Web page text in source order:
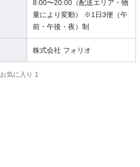
8:00〜20:00（配送エリア・物
量により変動） ※1日3便（午
前・午後・夜）制
株式会社 フォリオ
お気に入り 1